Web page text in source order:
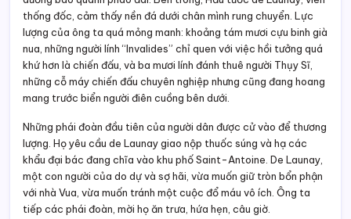
thống đốc, cảm thấy nền đá dưới chân mình rung chuyển. Lực
lượng của ông ta quá mỏng manh: khoảng tám mươi cựu binh già
nua, những người lính “Invalides” chỉ quen với việc hồi tưởng quá
khứ hơn là chiến đấu, và ba mươi lính đánh thuê người Thụy Sĩ,
những cỗ máy chiến đấu chuyên nghiệp nhưng cũng đang hoang
mang trước biển người điên cuồng bên dưới.
Những phái đoàn đầu tiên của người dân được cử vào để thương
lượng. Họ yêu cầu de Launay giao nộp thuốc súng và hạ các
khẩu đại bác đang chĩa vào khu phố Saint-Antoine. De Launay,
một con người của do dự và sợ hãi, vừa muốn giữ tròn bổn phận
với nhà Vua, vừa muốn tránh một cuộc đổ máu vô ích. Ông ta
tiếp các phái đoàn, mời họ ăn trưa, hứa hẹn, câu giờ.